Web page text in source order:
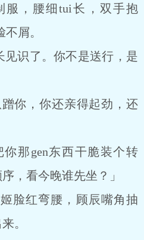
，腰细tui长，双手抱
屑。
识了。你不是送行，是
，你还亲得起劲，还
gen东西干脆装个转
，看今晚谁先坐？」
红弯腰，顾辰嘴角抽
。